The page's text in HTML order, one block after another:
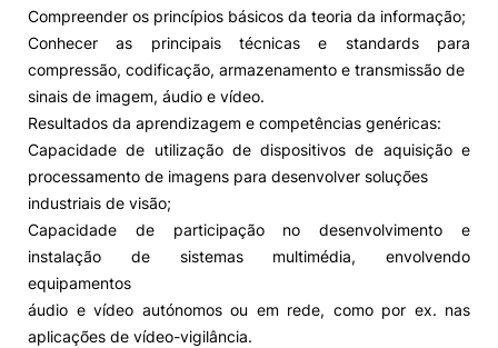
Compreender os princípios básicos da teoria da informação;
Conhecer as principais técnicas e standards para
compressão, codificação, armazenamento e transmissão de
sinais de imagem, áudio e vídeo.
Resultados da aprendizagem e competências genéricas:
Capacidade de utilização de dispositivos de aquisição e
processamento de imagens para desenvolver soluções
industriais de visão;
Capacidade de participação no desenvolvimento e
instalação de sistemas multimédia, envolvendo
equipamentos
áudio e vídeo autónomos ou em rede, como por ex. nas
aplicações de vídeo-vigilância.